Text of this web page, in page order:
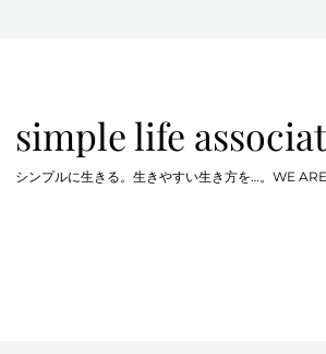
simple life
シンプルに生きる。生きやすい生き方を…。WE